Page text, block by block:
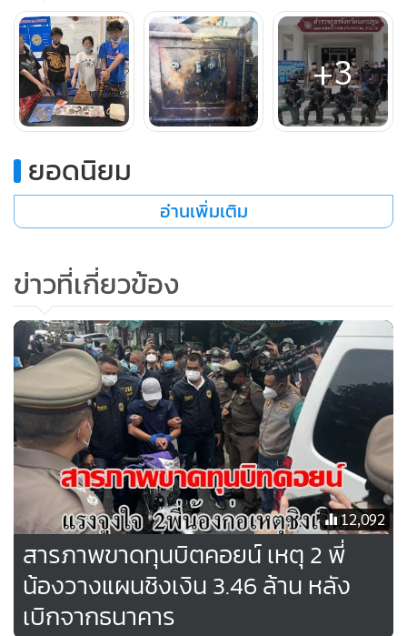
พล.ต.ต.ชมชวิณ ปุระธนานนท์ ผบก.ภ.จว.นครปฐม เผยว่า
สำหรับเหตุการณ์ดังกล่าวเกิดขึ้นเมื่อวันที่ 15 กันยายน 2565
เวลาประมาณ 02.00 น. น.ส.จรูญศรี หรือปุ๋ย จันทร์ละมูล มา
ออนด้าเวฟ 110 ไอ สีขาว หมายเลขทะเบียน 1 กก 8148 ราชบุรี
ไปจอดยังที่เกิดเหตุ จากนั้นได้มี นายอนุชา หรือแพน ขับรถยนต์
กระบะ ยี่ห้อโตโยต้า ไฮลักซ์ รีโว่ สีขาว หมายเลขทะเบียน กร
ที่เกิดเหตุ
จากนั้น น.ส.จรูญศรี และนายจักรกฤษณ์ ได้เข้าไปทำการลัก
ทรัพย์ภายในบ้าน โดยได้นำตู้เซฟที่อยู่ภายในบ้านออกมา แล้ว
น.ส.จรูญศรี ได้ขับรถจักรยานยนต์คันดังกล่าว โดยมี นายจักรก
ฤษณ์ เป็นผู้นั่งลากจูงรถเข็นที่มีตู้เซฟออกมาจากจุดเกิดเหตุ จาก
นั้นได้ช่วยกันนำตู้เซฟใส่รถยนต์ที่มีนายอนุชา เป็นผู้ขับ โดยมี
น.ส.เพลินตา เป็นผู้โดยสารมาด้วย จากนั้นได้นำตู้เซฟไปทำการ
ตัดที่บ้านเลขที่ 171/84 ม.4 ต.ระแหง อ.ลาดหลุมแก้ว
จ.ปทุมธานี จึงได้ติดตามตัวผู้ก่อเหตุในครั้งนี้ ได้จำนวน 4 คน
พร้อมทรัพย์สินที่อยู่ภายในตู้เซฟกลับคืนมาได้ จึงนำตัวมาทำการ
สอบสวน เพื่อดำเนินคดีตามกฎหมายต่อไป
+3
ยอดนิยม
อ่านเพิ่มเติม
ข่าวที่เกี่ยวข้อง
12,092
สารภาพขาดทุนบิตคอยน์ เหตุ 2 พี่
น้องวางแผนชิงเงิน 3.46 ล้าน หลัง
เบิกจากธนาคาร